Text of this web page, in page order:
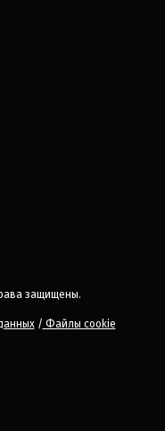
защищены.
/ Файлы cookie